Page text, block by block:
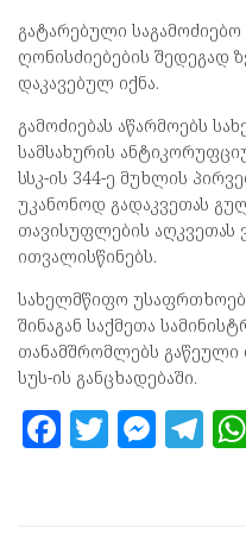
გატარებული
ღონისძიებების შედეგად
დაკავებულ იქნა.
გამოძიებას აწარმოებს
სამსახურის
სსკ-ის 344-ე მუხლის
უკანონოდ გადაკვეთას
თავისუფლების
ითვალისწინებს.
სახელმწიფო
შინაგან საქმეთა
თანამშრომლებს გაწეული
სუს-ის განცხადებაში.
F
a
T
w
M
es
T
el